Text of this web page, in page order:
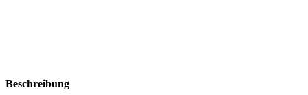
Beschreibung